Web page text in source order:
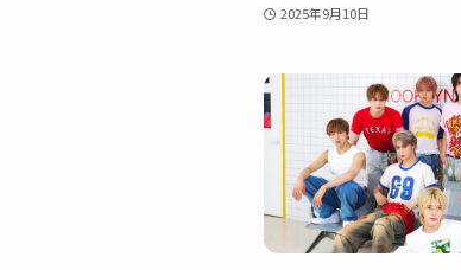
2025年9月10日